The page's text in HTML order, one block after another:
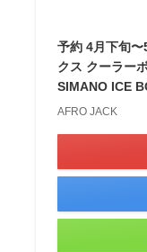
予約 4月下旬
クス クーラー
SIMANO ICE
AFRO JACK